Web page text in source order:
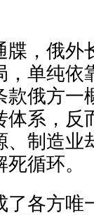
，俄外
单纯依
俄方一
系，反
制造业
循环。
各方唯